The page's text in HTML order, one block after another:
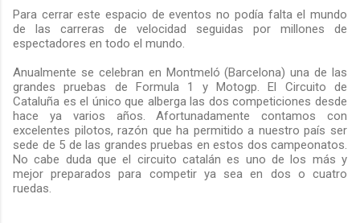
Para cerrar este espacio de eventos no podía falta el mundo
de las carreras de velocidad seguidas por millones de
espectadores en todo el mundo.
Anualmente se celebran en Montmeló (Barcelona) una de las
grandes pruebas de Formula 1 y Motogp. El Circuito de
Cataluña es el único que alberga las dos competiciones desde
hace ya varios años. Afortunadamente contamos con
excelentes pilotos, razón que ha permitido a nuestro país ser
sede de 5 de las grandes pruebas en estos dos campeonatos.
No cabe duda que el circuito catalán es uno de los más y
mejor preparados para competir ya sea en dos o cuatro
ruedas.